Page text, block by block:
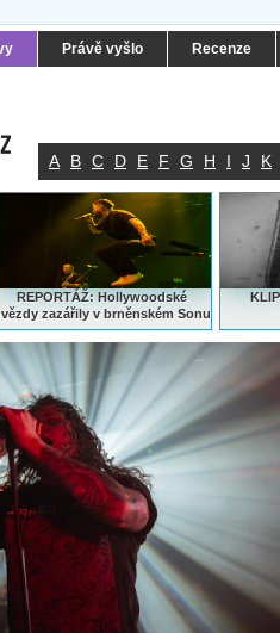
Právě vyšlo Recenze
A B C D E F G H I J K
REPORTÁŽ: Hollywoodské
zazářily v brněnském Sonu